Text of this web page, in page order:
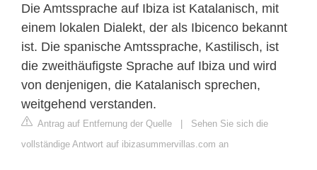
Die Amtssprache auf Ibiza ist Katalanisch, mit
einem lokalen Dialekt, der als Ibicenco bekannt
ist. Die spanische Amtssprache, Kastilisch, ist
die zweithäufigste Sprache auf Ibiza und wird
von denjenigen, die Katalanisch sprechen,
weitgehend verstanden.
Antrag auf Entfernung der Quelle | Sehen Sie sich die
vollständige Antwort auf ibizasummervillas.com an